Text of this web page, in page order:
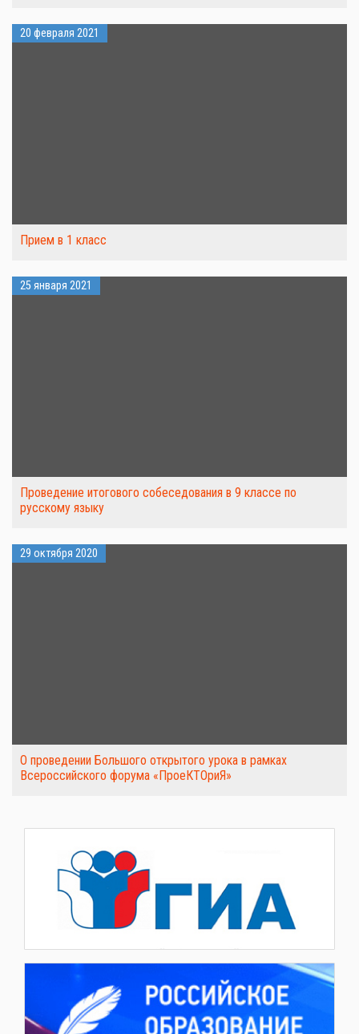
20 февраля 2021
Прием в 1 класс
25 января 2021
Проведение итогового собеседования в 9 классе по
русскому языку
29 октября 2020
О проведении Большого открытого урока в рамках
Всероссийского форума «ПроеКТОриЯ»